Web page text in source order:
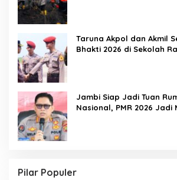
Taruna Akpol dan Akmil
Bhakti 2026 di Sekolah
Jambi Siap Jadi Tuan
Nasional, PMR 2026 Jadi
Pilar Populer